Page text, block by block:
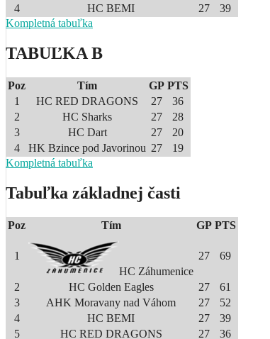
4
HC BEMI 27
39
Kompletná tabuľka
TABUĽKA B
Poz Tím GP PTS
1
HC RED DRAGONS 27
36
2
HC Sharks 27
28
3
HC Dart 27
20
4
HK Bzince pod Javorinou 27
19
Kompletná tabuľka
Tabuľka základnej časti
Poz Tím GP PTS
1
HC Záhumenice
27 69
2 HC Golden Eagles 27
61
3
AHK Moravany nad Váhom 27
52
4
HC BEMI 27
39
5
HC RED DRAGONS 27
36